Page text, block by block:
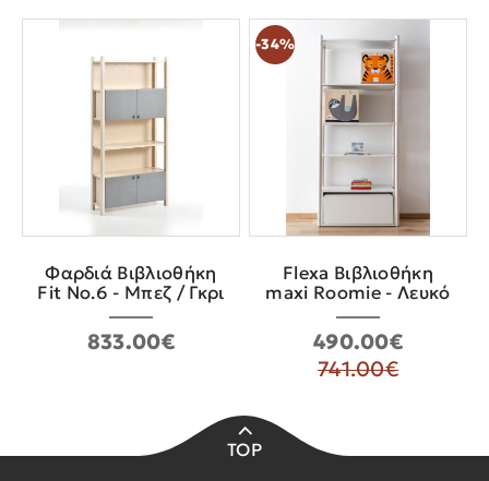
Φαρδιά Βιβλιοθήκη
Fit No.6 - Mπεζ / Γκρι
833.00€
-34%
Flexa Βιβλιοθήκη
maxi Roomie - Λευκό
490.00€
741.00€
TOP